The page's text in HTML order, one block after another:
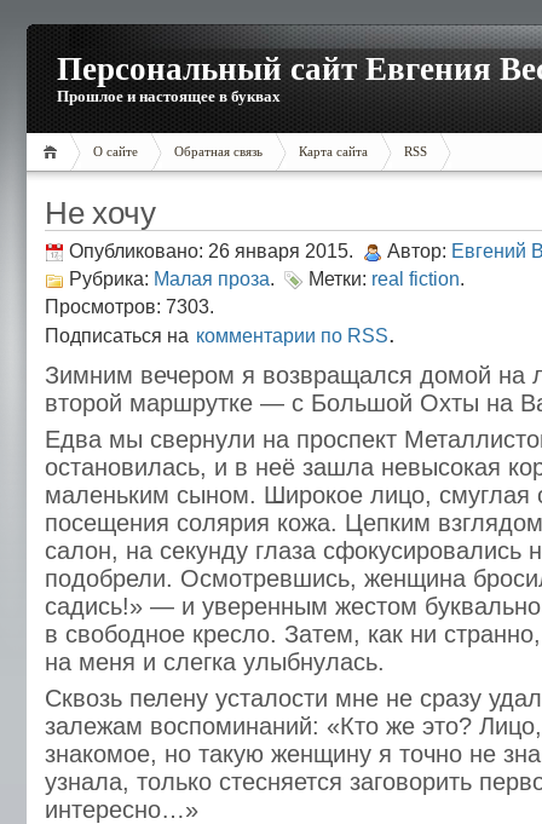
Персональный сайт Евгения
Прошлое и настоящее в буквах
О сайте Обратная связь Карта сайта RSS
Не хочу
Опубликовано: 26 января 2015. Автор: Евгений
Рубрика: Малая проза. Метки: real fiction.
Просмотров: 7303.
Подписаться на комментарии по RSS.
Зимним вечером я возвращался домой на
второй маршрутке — с Большой Охты на
Едва мы свернули на проспект
остановилась, и в неё зашла невысокая
маленьким сыном. Широкое лицо, смуглая
посещения солярия кожа. Цепким
салон, на секунду глаза сфокусировались
подобрели. Осмотревшись, женщина
садись!» — и уверенным жестом
в свободное кресло. Затем, как ни
на меня и слегка улыбнулась.
Сквозь пелену усталости мне не сразу
залежам воспоминаний: «Кто же это?
знакомое, но такую женщину я точно не
узнала, только стесняется заговорить
интересно…»